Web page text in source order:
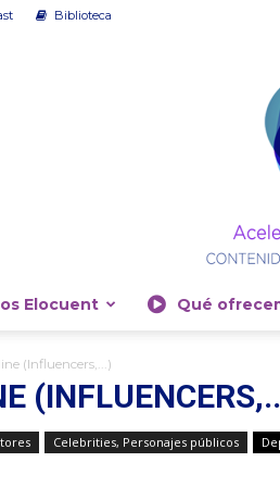
Biblioteca
Elocuent Qué
(Influencers,...)
Celebrities, Personajes públicos